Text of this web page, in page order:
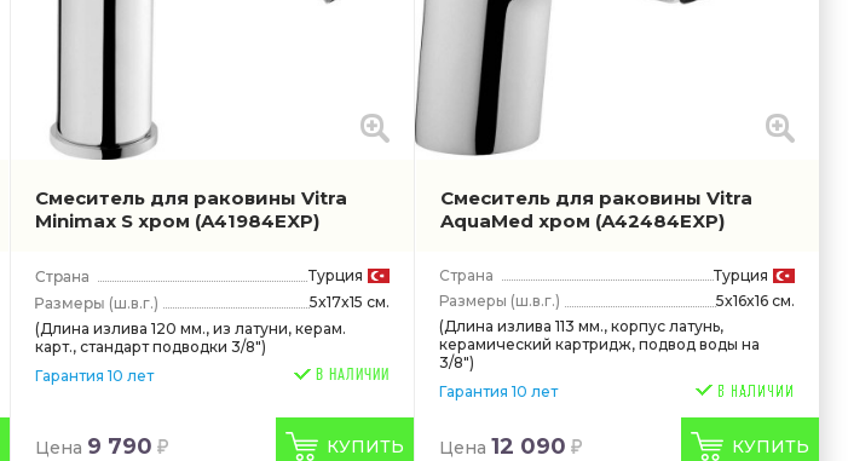
Смеситель для раковины Vitra
Minimax S хром (A41984EXP)
Турция
(ш.в.г.)
5x17x15 см.
(Длина излива 120 мм., из латуни, керам.
карт., стандарт подводки 3/8")
Гарантия 10 лет
В НАЛИЧИИ
Цена 9 790 КУПИТЬ
Смеситель для раковины Vitra
AquaMed хром (A42484EXP)
Страна
Турция
Размеры (ш.в.г.)
5x16x16 см.
(Длина излива 113 мм., корпус латунь,
керамический картридж, подвод воды на
3/8")
Гарантия 10 лет
Цена 12 090 КУПИТЬ